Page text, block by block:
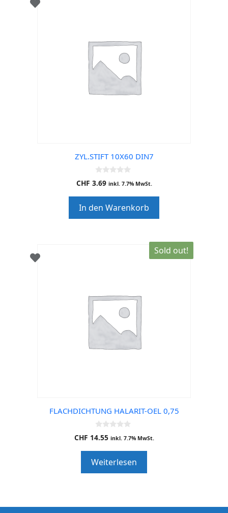
ZYL.STIFT 10X60 DIN7
0
o
o
f
5
CHF 3.69 inkl. 7.7% MwSt.
In den Warenkorb
Sold out!
FLACHDICHTUNG HALARIT-OEL 0,75
0
o
o
f
5
CHF 14.55 inkl. 7.7% MwSt.
Weiterlesen